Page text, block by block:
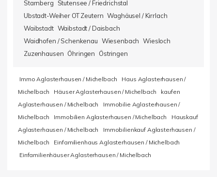
Starnberg
Stutensee / Friedrichstal
Ubstadt-Weiher OT Zeutern Waghäusel / Kirrlach
Waibstadt Waibstadt / Daisbach
Waidhofen / Schenkenau Wiesenbach Wiesloch
Zuzenhausen Öhringen Östringen
Immo Aglasterhausen / Michelbach
Haus Aglasterhausen /
Michelbach
Häuser Aglasterhausen / Michelbach
kaufen
Aglasterhausen / Michelbach
Immobilie Aglasterhausen /
Michelbach
Immobilien Aglasterhausen / Michelbach
Hauskauf
Aglasterhausen / Michelbach
Immobilienkauf Aglasterhausen /
Michelbach
Einfamilienhaus Aglasterhausen / Michelbach
Einfamilienhäuser Aglasterhausen / Michelbach